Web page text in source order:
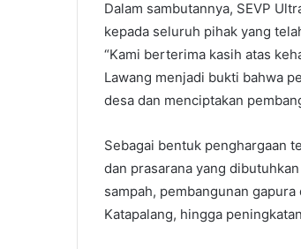
Dalam sambutannya, SEVP
kepada seluruh pihak yang
“Kami berterima kasih atas
Lawang menjadi bukti bahwa
desa dan menciptakan
Sebagai bentuk penghargaan
dan prasarana yang
sampah, pembangunan
Katapalang, hingga